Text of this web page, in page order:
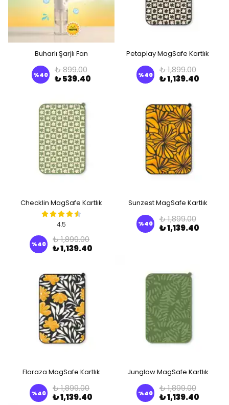
Buharlı Şarjlı Fan
%40
₺ 899.00
₺ 539.40
Petaplay MagSafe Kartlık
%40
₺ 1,899.00
₺ 1,139.40
Checklin MagSafe Kartlık
4.5
%40
₺ 1,899.00
₺ 1,139.40
Sunzest MagSafe Kartlık
%40
₺ 1,899.00
₺ 1,139.40
Floraza MagSafe Kartlık
%40
₺ 1,899.00
₺ 1,139.40
Junglow MagSafe Kartlık
%40
₺ 1,899.00
₺ 1,139.40